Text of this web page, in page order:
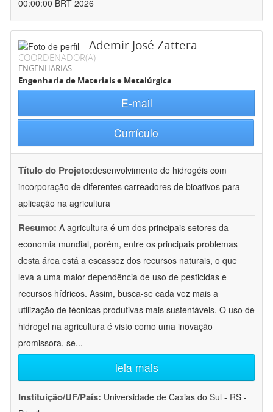
00:00:00 BRT 2026
Ademir José Zattera
COORDENADOR(A)
ENGENHARIAS
Engenharia de Materiais e Metalúrgica
E-mail
Currículo
Título do Projeto:desenvolvimento de hidrogéis com
incorporação de diferentes carreadores de bioativos para
aplicação na agricultura
Resumo: A agricultura é um dos principais setores da
economia mundial, porém, entre os principais problemas
desta área está a escassez dos recursos naturais, o que
leva a uma maior dependência de uso de pesticidas e
recursos hídricos. Assim, busca-se cada vez mais a
utilização de técnicas produtivas mais sustentáveis. O uso de
hidrogel na agricultura é visto como uma inovação
promissora, se...
leia mais
Instituição/UF/País: Universidade de Caxias do Sul - RS -